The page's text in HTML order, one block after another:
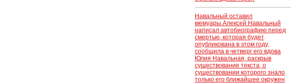
Навальный оставил
мемуары.Алексей Навальный
написал автобиографию перед
смертью, которая будет
опубликована в этом году,
сообщила в четверг его вдова
Юлия Навальная, раскрыв
существование текста, о
существовании которого знало
только его ближайшее окружен